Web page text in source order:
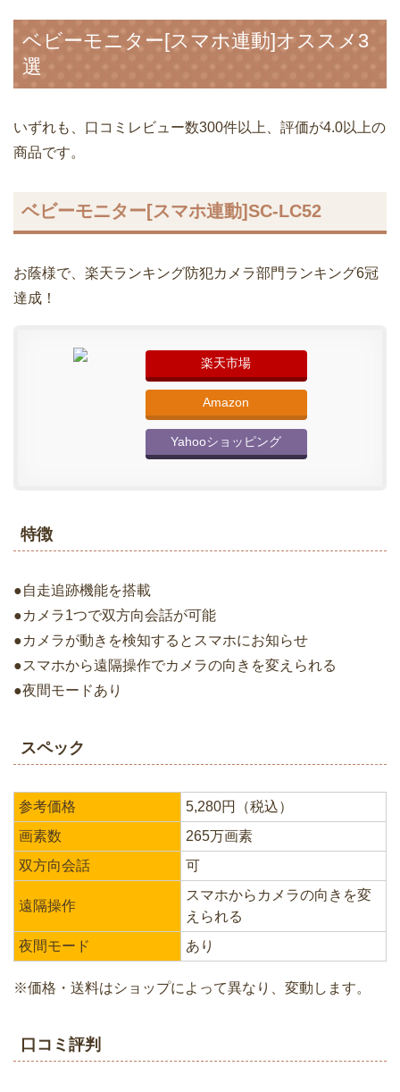
ベビーモニター[スマホ連動]オススメ3
選
いずれも、口コミレビュー数300件以上、評価が4.0以上の
商品です。
ベビーモニター[スマホ連動]SC-LC52
お蔭様で、楽天ランキング防犯カメラ部門ランキング6冠
達成！
楽天市場
Amazon
Yahooショッピング
特徴
●自走追跡機能を搭載
●カメラ1つで双方向会話が可能
●カメラが動きを検知するとスマホにお知らせ
●スマホから遠隔操作でカメラの向きを変えられる
●夜間モードあり
スペック
参考価格
5,280円（税込）
画素数
265万画素
双方向会話
可
遠隔操作
スマホからカメラの向きを変
えられる
夜間モード
あり
※価格・送料はショップによって異なり、変動します。
口コミ評判